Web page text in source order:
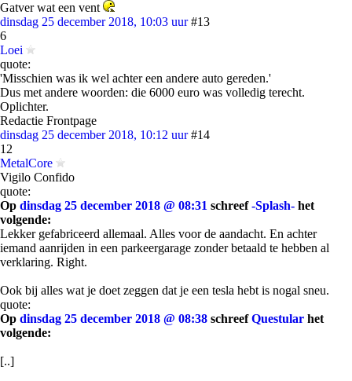
Gatver wat een vent
dinsdag 25 december 2018, 10:03 uur #13
6
Loei
quote:
'Misschien was ik wel achter een andere auto gereden.'
Dus met andere woorden: die 6000 euro was volledig terecht.
Oplichter.
Redactie Frontpage
dinsdag 25 december 2018, 10:12 uur #14
12
MetalCore
Vigilo Confido
quote:
Op dinsdag 25 december 2018 @ 08:31 schreef-Splash- het
volgende:
Lekker gefabriceerd allemaal. Alles voor de aandacht. En achter
iemand aanrijden in een parkeergarage zonder betaald te hebben al
verklaring. Right.
Ook bij alles wat je doet zeggen dat je een tesla hebt is nogal sneu.
quote:
Op dinsdag 25 december 2018 @ 08:38 schreefQuestular het
volgende:
[..]